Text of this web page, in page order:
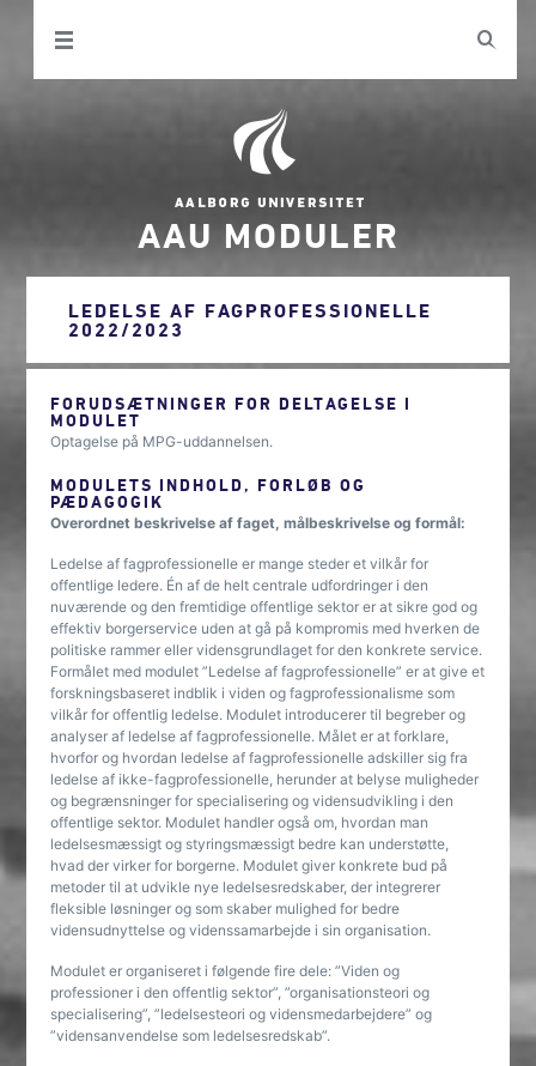
AAU MODULER
LEDELSE AF FAGPROFESSIONELLE
2022/2023
FORUDSÆTNINGER FOR DELTAGELSE I
MODULET
Optagelse på MPG-uddannelsen.
MODULETS INDHOLD, FORLØB OG
PÆDAGOGIK
Overordnet beskrivelse af faget, målbeskrivelse og formål:
Ledelse af fagprofessionelle er mange steder et vilkår for
offentlige ledere. Én af de helt centrale udfordringer i den
nuværende og den fremtidige offentlige sektor er at sikre god og
effektiv borgerservice uden at gå på kompromis med hverken de
politiske rammer eller vidensgrundlaget for den konkrete service.
Formålet med modulet ”Ledelse af fagprofessionelle” er at give et
forskningsbaseret indblik i viden og fagprofessionalisme som
vilkår for offentlig ledelse. Modulet introducerer til begreber og
analyser af ledelse af fagprofessionelle. Målet er at forklare,
hvorfor og hvordan ledelse af fagprofessionelle adskiller sig fra
ledelse af ikke-fagprofessionelle, herunder at belyse muligheder
og begrænsninger for specialisering og vidensudvikling i den
offentlige sektor. Modulet handler også om, hvordan man
ledelsesmæssigt og styringsmæssigt bedre kan understøtte,
hvad der virker for borgerne. Modulet giver konkrete bud på
metoder til at udvikle nye ledelsesredskaber, der integrerer
fleksible løsninger og som skaber mulighed for bedre
vidensudnyttelse og videnssamarbejde i sin organisation.
Modulet er organiseret i følgende fire dele: ”Viden og
professioner i den offentlig sektor”, ”organisationsteori og
specialisering”, ”ledelsesteori og vidensmedarbejdere” og
”vidensanvendelse som ledelsesredskab”.